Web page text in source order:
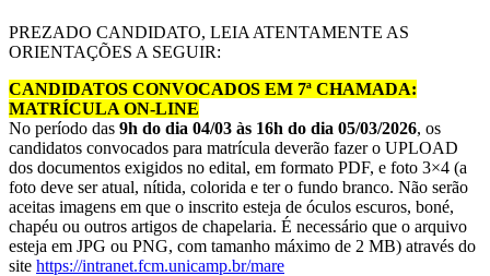
PREZADO CANDIDATO, LEIA ATENTAMENTE AS
ORIENTAÇÕES A SEGUIR:
CANDIDATOS CONVOCADOS EM 7ª CHAMADA:
MATRÍCULA ON-LINE
No período das 9h do dia 04/03 às 16h do dia 05/03/2026, os
candidatos convocados para matrícula deverão fazer o UPLOAD
dos documentos exigidos no edital, em formato PDF, e foto 3×4 (a
foto deve ser atual, nítida, colorida e ter o fundo branco. Não serão
aceitas imagens em que o inscrito esteja de óculos escuros, boné,
chapéu ou outros artigos de chapelaria. É necessário que o arquivo
esteja em JPG ou PNG, com tamanho máximo de 2 MB) através do
site https://intranet.fcm.unicamp.br/mare